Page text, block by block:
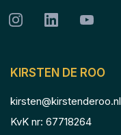
KIRSTEN DE ROO
kirsten@kirstenderoo.nl
KvK nr: 67718264